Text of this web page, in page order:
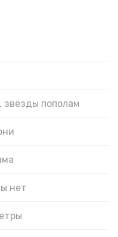
звёзды пополам
нет